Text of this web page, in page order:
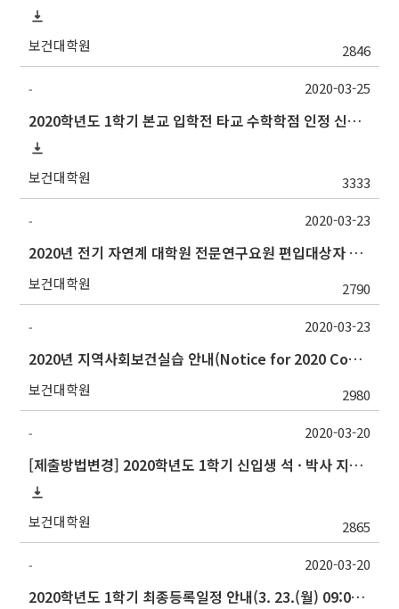
보건대학원 2846
-
2020학년도 1학기 본교 입학전 타교 수학학점 인정 신청 안내
보건대학원 3333
2020-03-25
-
2020년 전기 자연계 대학원 전문연구요원 편입대상자 선발 공고 일정 연기 안내
보건대학원 2790
2020-03-23
-
2020년 지역사회보건실습 안내(Notice for 2020 Community Health Field Training)
보건대학원 2980
2020-03-23
-
[제출방법변경] 2020학년도 1학기 신입생 석 · 박사 지도교수 선정 신청(Thesis Advisor)
보건대학원 2865
2020-03-20
-
2020학년도 1학기 최종등록일정 안내(3. 23.(월) 09:00 ∼ 3. 25.(수) 17:00 )
2020-03-20